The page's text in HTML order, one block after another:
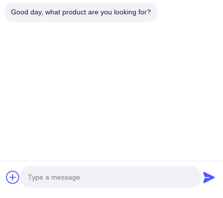
Good day, what product are you looking for?